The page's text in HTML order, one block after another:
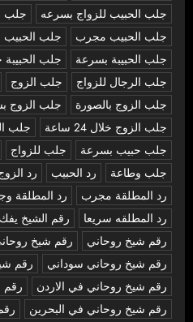
جلب الحبيب للزواج بسرعه
جلب
جلب الحبيب مجرب
جلب
جلب الحبيبة بسرعة
جلب
جلب الرجال للزواج
جلب الزوج
جلب الزوج بالصورة
جلب الزوج
جلب الزوج خلال 24 ساعة
جلب
جلب حبيب بسرعة
جلب للزواج
جلب وطاعة
رد الحبيب رد
رد المطلقة مجرب
رد المطلقة
رد المطلقه سريعا
رقم الشيخ
رقم شيخ روحاني
رقم شيخ
رقم شيخ روحاني سوداني
رقم
رقم شيخ روحاني في الاردن
رقم
رقم شيخ روحاني في البحرين